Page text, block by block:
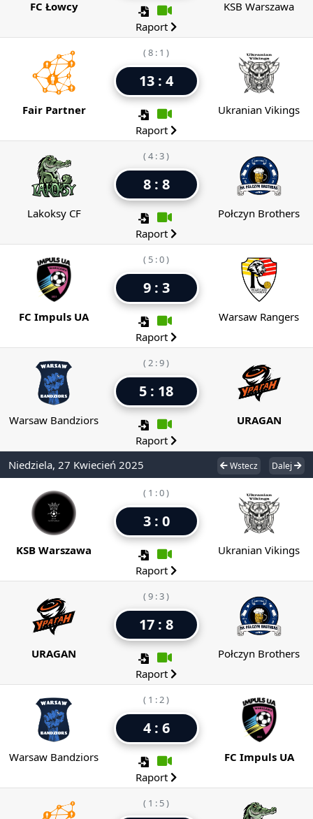
FC Łowcy
Raport
KSB Warszawa
Fair Partner
( 8 : 1 )
13 : 4
Raport
Ukranian Vikings
Lakoksy CF
( 4 : 3 )
8 : 8
Raport
Połczyn Brothers
FC Impuls UA
( 5 : 0 )
9 : 3
Raport
Warsaw Rangers
Warsaw Bandziors
( 2 : 9 )
5 : 18
Raport
URAGAN
Niedziela, 27 Kwiecień 2025 Wstecz Dalej
KSB Warszawa
( 1 : 0 )
3 : 0
Raport
Ukranian Vikings
URAGAN
( 9 : 3 )
17 : 8
Raport
Połczyn Brothers
Warsaw Bandziors
( 1 : 2 )
4 : 6
Raport
FC Impuls UA
( 1 : 5 )